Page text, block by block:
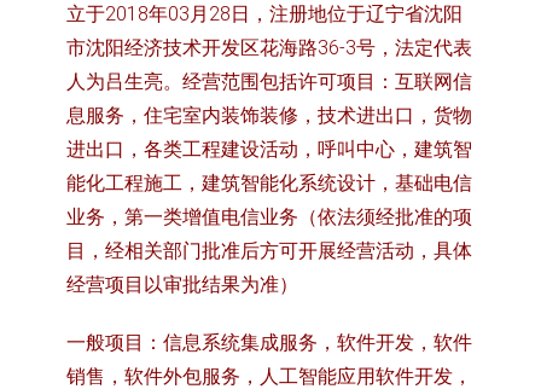
立于2018年03月28日，注册地位于辽宁省沈阳
市沈阳经济技术开发区花海路36-3号，法定代表
人为吕生亮。经营范围包括许可项目：互联网信
息服务，住宅室内装饰装修，技术进出口，货物
进出口，各类工程建设活动，呼叫中心，建筑智
能化工程施工，建筑智能化系统设计，基础电信
业务，第一类增值电信业务（依法须经批准的项
目，经相关部门批准后方可开展经营活动，具体
经营项目以审批结果为准）
一般项目：信息系统集成服务，软件开发，软件
销售，软件外包服务，人工智能应用软件开发，